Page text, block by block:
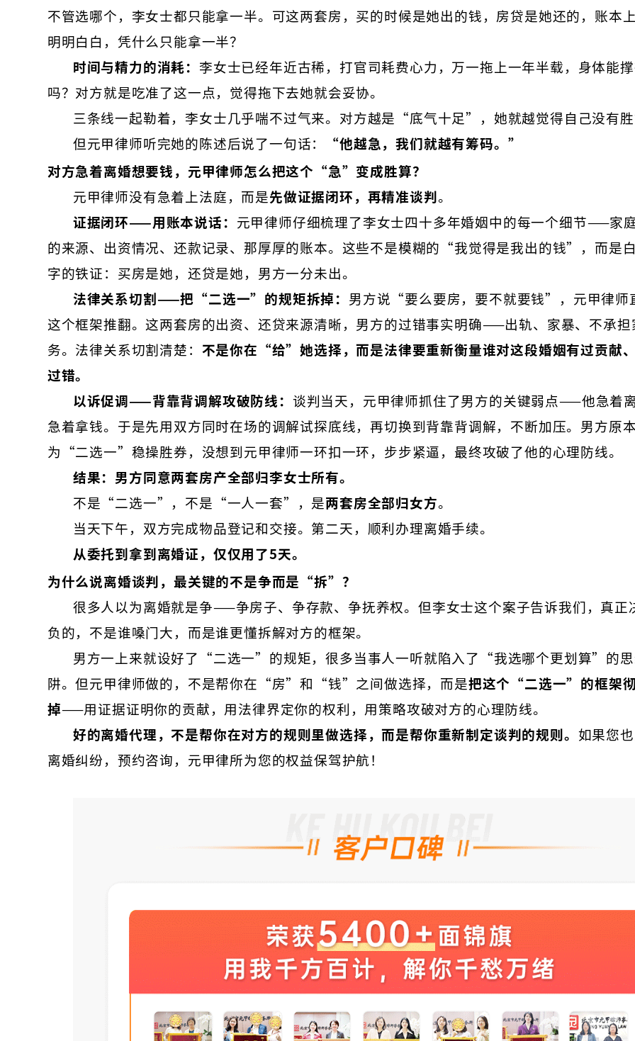
不管选哪个，李女士都只能拿一半。可这两套房，买的时候是她出的钱，房贷是她还的，账本
明明白白，凭什么只能拿一半？
时间与精力的消耗： 李女士已经年近古稀，打官司耗费心力，万一拖上一年半载，身体能
吗？对方就是吃准了这一点，觉得拖下去她就会妥协。
三条线一起勒着，李女士几乎喘不过气来。对方越是“底气十足”，她就越觉得自己没有
但元甲律师听完她的陈述后说了一句话：
“他越急，我们就越有筹码。”
对方急着离婚想要钱，元甲律师怎么把这个“急”变成胜算？
元甲律师没有急着上法庭，而是先做证据闭环，再精准谈判。
证据闭环——用账本说话： 元甲律师仔细梳理了李女士四十多年婚姻中的每一个细节——家
的来源、出资情况、还款记录、那厚厚的账本。这些不是模糊的“我觉得是我出的钱”，而是
字的铁证：买房是她，还贷是她，男方一分未出。
法律关系切割——把“二选一”的规矩拆掉： 男方说“要么要房，要不就要钱”，元甲律师
这个框架推翻。这两套房的出资、还贷来源清晰，男方的过错事实明确——出轨、家暴、不承担
务。法律关系切割清楚： 不是你在“给”她选择，而是法律要重新衡量谁对这段婚姻有过贡献
过错。
以诉促调——背靠背调解攻破防线： 谈判当天，元甲律师抓住了男方的关键弱点——他急着
急着拿钱。于是先用双方同时在场的调解试探底线，再切换到背靠背调解，不断加压。男方原
为“二选一”稳操胜券，没想到元甲律师一环扣一环，步步紧逼，最终攻破了他的心理防线。
结果：男方同意两套房产全部归李女士所有。
不是“二选一”，不是“一人一套”，是两套房全部归女方。
当天下午，双方完成物品登记和交接。第二天，顺利办理离婚手续。
从委托到拿到离婚证，仅仅用了5天。
为什么说离婚谈判，最关键的不是争而是“拆”？
很多人以为离婚就是争——争房子、争存款、争抚养权。但李女士这个案子告诉我们，真正
负的，不是谁嗓门大，而是谁更懂拆解对方的框架。
男方一上来就设好了“二选一”的规矩，很多当事人一听就陷入了“我选哪个更划算”的
阱。但元甲律师做的，不是帮你在“房”和“钱”之间做选择，而是把这个“二选一”的框架
掉——用证据证明你的贡献，用法律界定你的权利，用策略攻破对方的心理防线。
好的离婚代理，不是帮你在对方的规则里做选择，而是帮你重新制定谈判的规则。 如果您
离婚纠纷，预约咨询，元甲律所为您的权益保驾护航！